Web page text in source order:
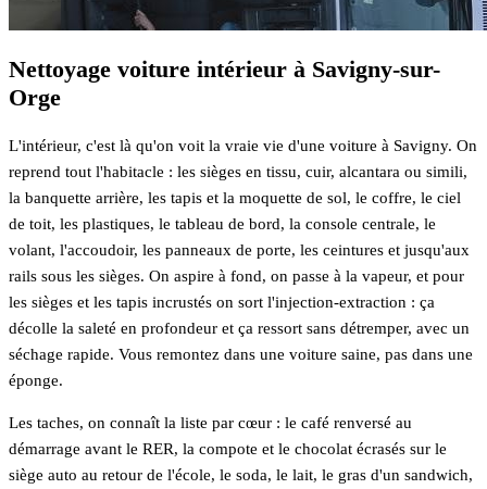
Nettoyage voiture intérieur à Savigny-sur-
Orge
L'intérieur, c'est là qu'on voit la vraie vie d'une voiture à Savigny. On
reprend tout l'habitacle : les sièges en tissu, cuir, alcantara ou simili,
la banquette arrière, les tapis et la moquette de sol, le coffre, le ciel
de toit, les plastiques, le tableau de bord, la console centrale, le
volant, l'accoudoir, les panneaux de porte, les ceintures et jusqu'aux
rails sous les sièges. On aspire à fond, on passe à la vapeur, et pour
les sièges et les tapis incrustés on sort l'injection-extraction : ça
décolle la saleté en profondeur et ça ressort sans détremper, avec un
séchage rapide. Vous remontez dans une voiture saine, pas dans une
éponge.
Les taches, on connaît la liste par cœur : le café renversé au
démarrage avant le RER, la compote et le chocolat écrasés sur le
siège auto au retour de l'école, le soda, le lait, le gras d'un sandwich,